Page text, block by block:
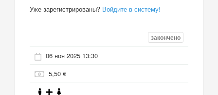
Уже зарегистрированы? Войдите в систему!
закончено
06 ноя 2025 13:30
5,50 €